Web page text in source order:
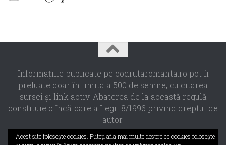
Informaţiile publicate pe codrutaromanta.ro pot fi
preluate doar în limita a 500 de semne, cu citarea
sursei şi link activ. Abaterea de la această regulă
constituie o încălcare a Legii 8/1996 privind dreptul de
autor.
Propulsat de - Designed with theHueman theme
Acest site foloseşte cookies. Puteţi afla mai multe despre ce cookies foloseşte